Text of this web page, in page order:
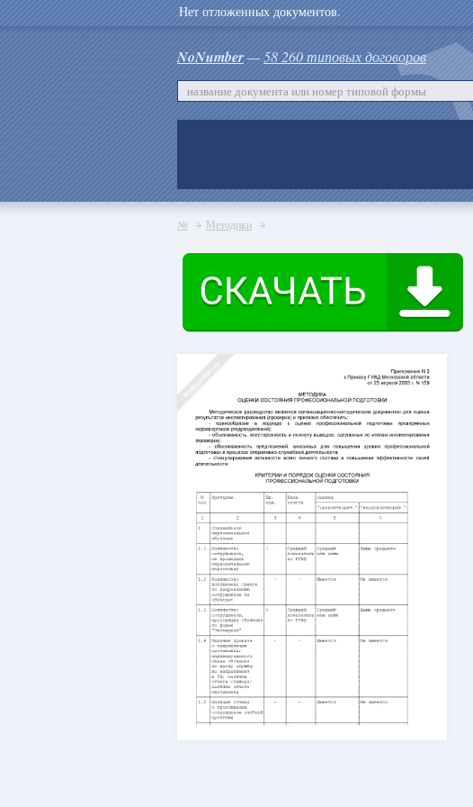
Нет отложенных документов.
NoNumber—58 260 типовых договоров
№ Методики